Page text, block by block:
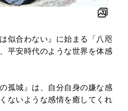
似合わない』に始まる「八咫
平安時代のような世界を体感
孤城』は、自分自身の嫌な感
ないような感情を癒してくれ